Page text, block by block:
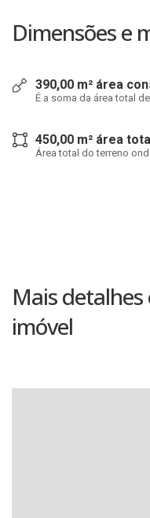
Dimensões e
390,00 m² área
É a soma da área total
450,00 m² área
Área total do terreno
Mais
imóvel